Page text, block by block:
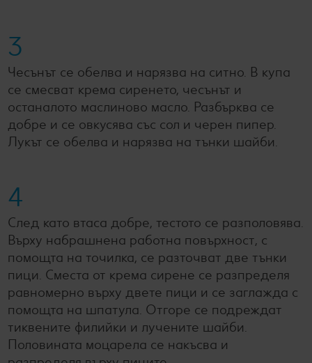
3
Чесънът се обелва и нарязва на ситно. В купа
се смесват крема сиренето, чесънът и
останалото маслиново масло. Разбърква се
добре и се овкусява със сол и черен пипер.
Лукът се обелва и нарязва на тънки шайби.
4
След като втаса добре, тестото се разполовява.
Върху набрашнена работна повърхност, с
помощта на точилка, се разточват две тънки
пици. Сместа от крема сирене се разпределя
равномерно върху двете пици и се заглажда с
помощта на шпатула. Отгоре се подреждат
тиквените филийки и лучените шайби.
Половината моцарела се накъсва и